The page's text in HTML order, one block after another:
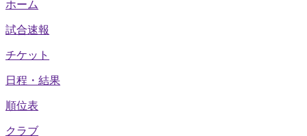
ホーム
試合速報
チケット
日程・結果
順位表
クラブ